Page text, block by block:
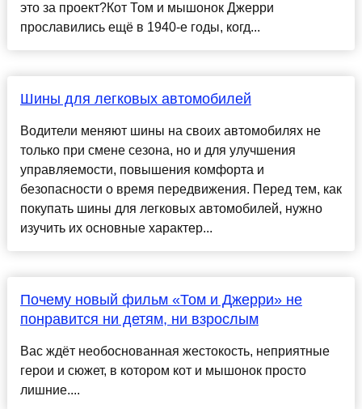
это за проект?Кот Том и мышонок Джерри
прославились ещё в 1940-е годы, когд...
Шины для легковых автомобилей
Водители меняют шины на своих автомобилях не
только при смене сезона, но и для улучшения
управляемости, повышения комфорта и
безопасности о время передвижения. Перед тем, как
покупать шины для легковых автомобилей, нужно
изучить их основные характер...
Почему новый фильм «Том и Джерри» не
понравится ни детям, ни взрослым
Вас ждёт необоснованная жестокость, неприятные
герои и сюжет, в котором кот и мышонок просто
лишние....